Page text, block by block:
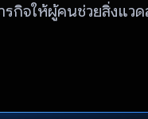
รกิจให้ผู้คนช่วยสิ่งแว